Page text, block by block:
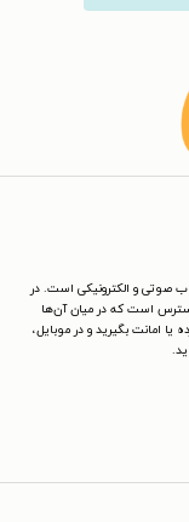
صوتی و الکترونیکی است. در
دسترس است که در میان آن‌ها
یا امانت بگیرید و در موبایل،